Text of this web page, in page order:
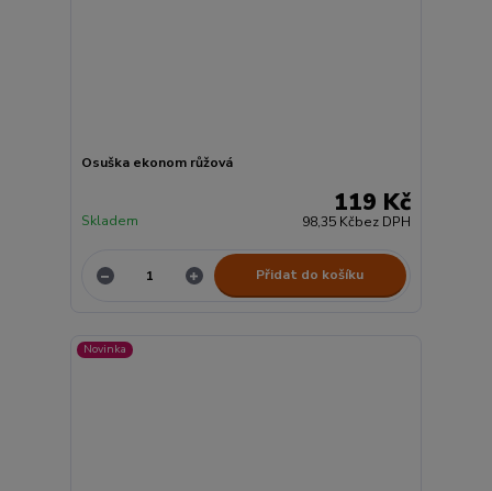
Osuška ekonom růžová
119 Kč
98,35 Kčbez DPH
Skladem
Přidat do košíku
Novinka